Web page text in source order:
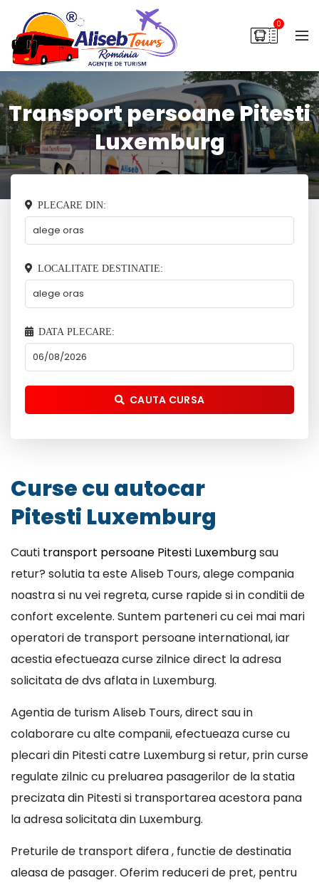
0
Transport persoane Pitesti
Luxemburg
PLECARE DIN:
LOCALITATE DESTINATIE:
DATA PLECARE:
CAUTA CURSA
Curse cu autocar
Pitesti Luxemburg
Cauti transport persoane Pitesti Luxemburgsau
retur? solutia ta este Aliseb Tours, alege compania
noastra si nu vei regreta, curse rapide si in conditii de
confort excelente. Suntem parteneri cu cei mai mari
operatori de transport persoane international, iar
acestia efectueaza curse zilnice direct la adresa
solicitata de dvs aflata in Luxemburg.
Agentia de turism Aliseb Tours, direct sau in
colaborare cu alte companii, efectueaza curse cu
plecari din Pitesti catre Luxemburg si retur, prin curse
regulate zilnic cu preluarea pasagerilor de la statia
precizata din Pitesti si transportarea acestora pana
la adresa solicitata din Luxemburg.
Preturile de transport difera , functie de destinatia
aleasa de pasager. Oferim reduceri de pret, pentru